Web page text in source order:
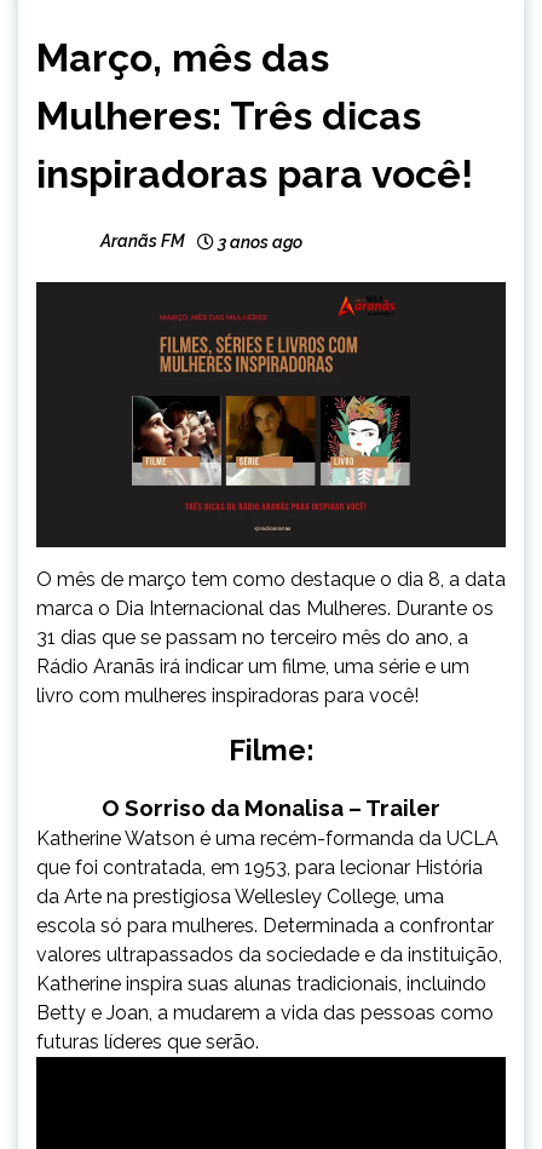
Março, mês das
Mulheres: Três dicas
inspiradoras para você!
Aranãs FM 3 anos ago
O mês de março tem como destaque o dia 8, a data
marca o Dia Internacional das Mulheres. Durante os
31 dias que se passam no terceiro mês do ano, a
Rádio Aranãs irá indicar um filme, uma série e um
livro com mulheres inspiradoras para você!
Filme:
O Sorriso da Monalisa – Trailer
Katherine Watson é uma recém-formanda da UCLA
que foi contratada, em 1953, para lecionar História
da Arte na prestigiosa Wellesley College, uma
escola só para mulheres. Determinada a confrontar
valores ultrapassados da sociedade e da instituição,
Katherine inspira suas alunas tradicionais, incluindo
Betty e Joan, a mudarem a vida das pessoas como
futuras líderes que serão.